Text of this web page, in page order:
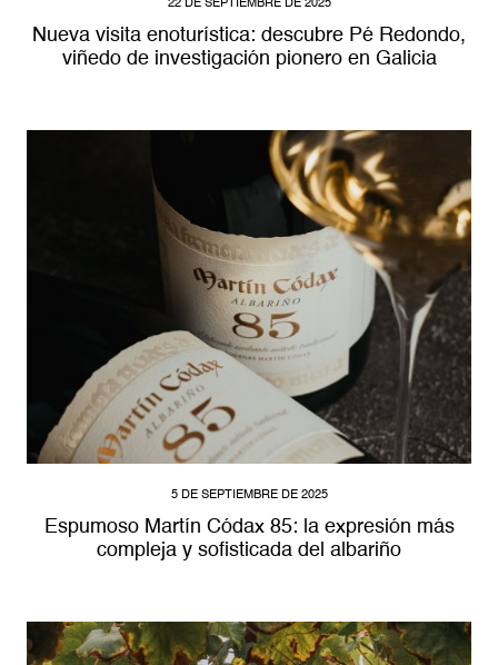
22 DE SEPTIEMBRE DE 2025
Nueva visita enoturística: descubre Pé Redondo,
viñedo de investigación pionero en Galicia
5 DE SEPTIEMBRE DE 2025
Espumoso Martín Códax 85: la expresión más
compleja y sofisticada del albariño